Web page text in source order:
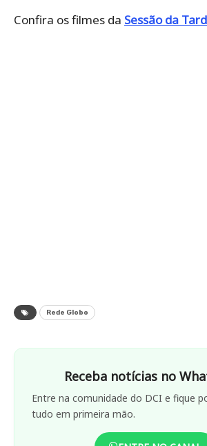
Confira os filmes da Sessão da
Rede Globo
Receba notícias no
Entre na comunidade do DCI e fique
tudo em primeira mão.